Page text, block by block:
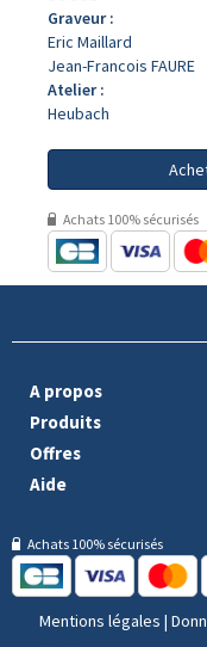
Graveur :
Eric Maillard
Jean-Francois FAURE
Atelier :
Heubach
Achats 100% sécurisés
A propos
Produits
Offres
Aide
Achats 100% sécurisés
Mentions légales |